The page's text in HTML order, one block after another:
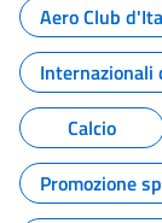
Aero Club
Internazionali
Calcio
Promozione